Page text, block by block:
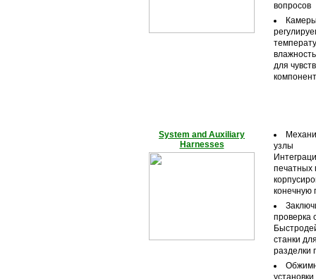
вопросов
для
System and Auxiliary
Harnesses
узлы
печатных
конечную
проверка
станки
разделки
установки